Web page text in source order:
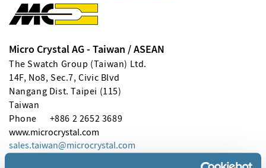
Micro Crystal AG - Taiwan / ASEAN
The Swatch Group (Taiwan) Ltd.
14F, No8, Sec.7, Civic Blvd
Nangang Dist. Taipei (115)
Taiwan
Phone
+886 2 2652 3689
www.microcrystal.com
sales.taiwan
microcrystal com